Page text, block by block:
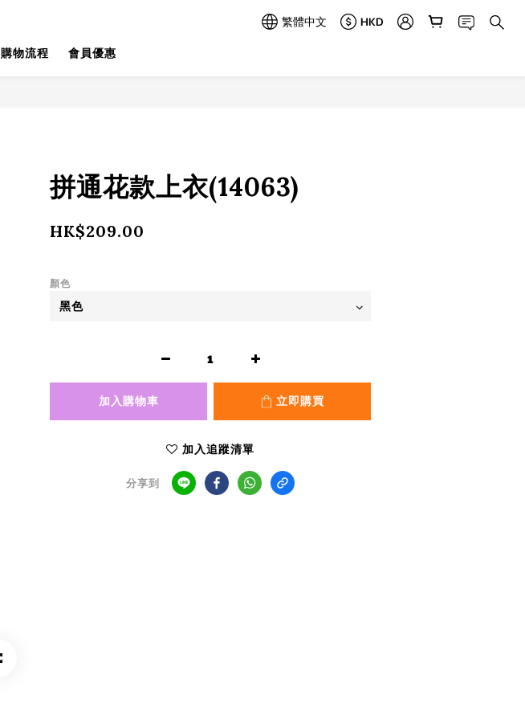
繁體中文
HKD
購物流程 會員優惠
拼通花款上衣(14063)
HK$209.00
顏色
加入購物車 立即購買
加入追蹤清單
分享到